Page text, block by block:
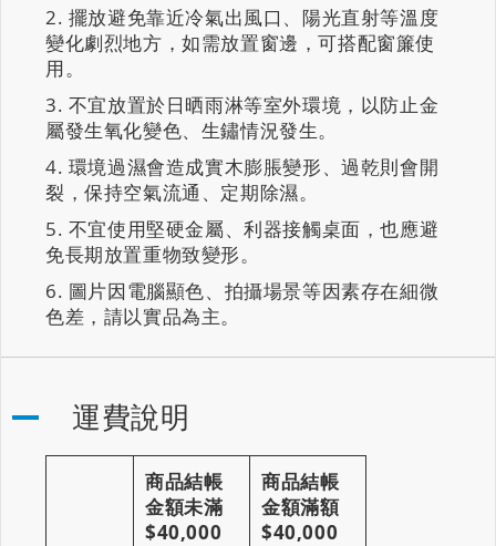
擺放避免靠近冷氣出風口、陽光直射等溫度
變化劇烈地方，如需放置窗邊，可搭配窗簾使
用。
不宜放置於日晒雨淋等室外環境，以防止金
屬發生氧化變色、生鏽情況發生。
環境過濕會造成實木膨脹變形、過乾則會開
裂，保持空氣流通、定期除濕。
不宜使用堅硬金屬、利器接觸桌面，也應避
免長期放置重物致變形。
圖片因電腦顯色、拍攝場景等因素存在細微
色差，請以實品為主。
運費說明
商品結帳
金額未滿
$40,000
商品結帳
金額滿額
$40,000